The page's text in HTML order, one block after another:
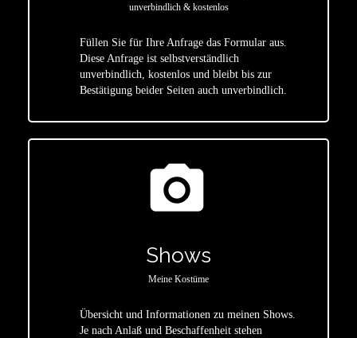
unverbindlich & kostenlos
Füllen Sie für Ihre Anfrage das Formular aus.
Diese Anfrage ist selbstverständlich
unverbindlich, kostenlos und bleibt bis zur
Bestätigung beider Seiten auch unverbindlich.
photo_camera
Shows
Meine Kostüme
Übersicht und Informationen zu meinen Shows.
Je nach Anlaß und Beschaffenheit stehen